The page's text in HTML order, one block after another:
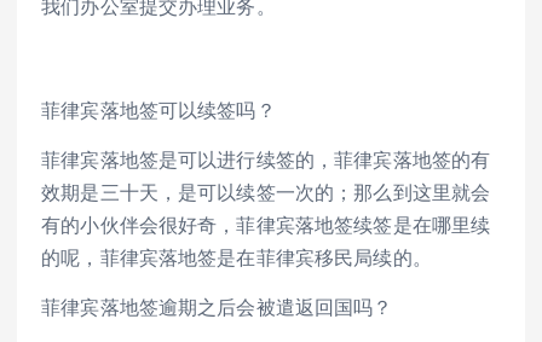
我们办公室提交办理业务。
菲律宾落地签可以续签吗？
菲律宾落地签是可以进行续签的，菲律宾落地签的有
效期是三十天，是可以续签一次的；那么到这里就会
有的小伙伴会很好奇，菲律宾落地签续签是在哪里续
的呢，菲律宾落地签是在菲律宾移民局续的。
菲律宾落地签逾期之后会被遣返回国吗？